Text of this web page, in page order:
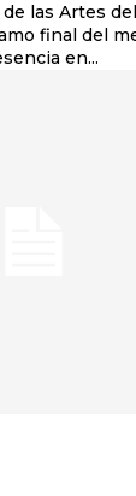
las Artes
final del
en...